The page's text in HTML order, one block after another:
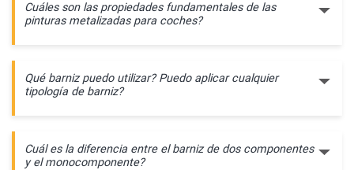
Cuáles son las propiedades fundamentales de las
pinturas metalizadas para coches?
Qué barniz puedo utilizar? Puedo aplicar cualquier
tipología de barniz?
Cuál es la diferencia entre el barniz de dos componentes
y el monocomponente?